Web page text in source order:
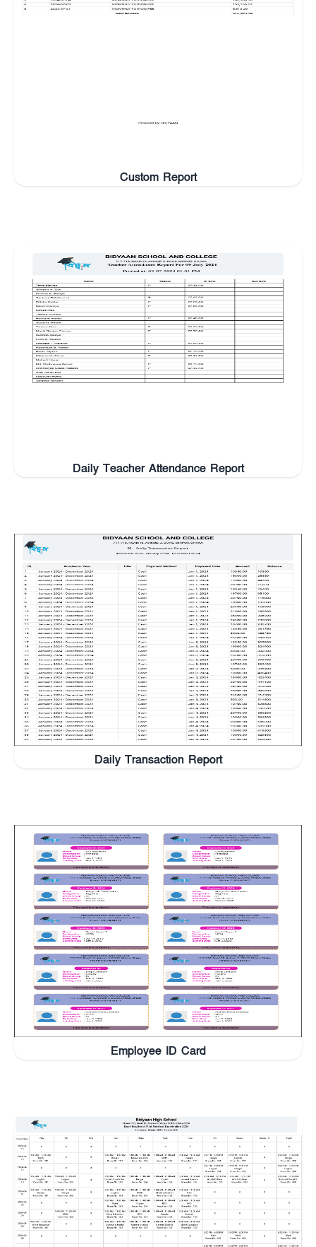
Custom Report
Daily Teacher Attendance Report
Daily Transaction Report
Employee ID Card